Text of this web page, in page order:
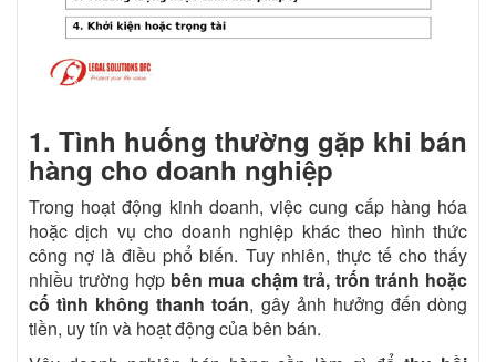
1. Tình huống thường gặp khi bán
hàng cho doanh nghiệp
Trong hoạt động kinh doanh, việc cung cấp hàng hóa
hoặc dịch vụ cho doanh nghiệp khác theo hình thức
công nợ là điều phổ biến. Tuy nhiên, thực tế cho thấy
nhiều trường hợp bên mua chậm trả, trốn tránh hoặc
cố tình không thanh toán, gây ảnh hưởng đến dòng
tiền, uy tín và hoạt động của bên bán.